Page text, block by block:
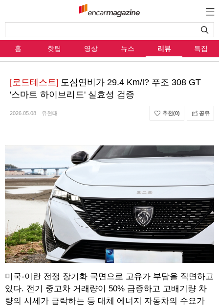
홈 핫팁 영상 뉴스 리뷰 특집
[로드테스트] 도심연비가 29.4 Km/l? 푸조 308 GT
'스마트 하이브리드' 실효성 검증
2026.05.08 유현태 추천(0) 공유
미국-이란 전쟁 장기화 국면으로 고유가 부담을 직면하고
있다. 전기 중고차 거래량이 50% 급증하고 고배기량 차
량의 시세가 급락하는 등 대체 에너지 자동차의 수요가